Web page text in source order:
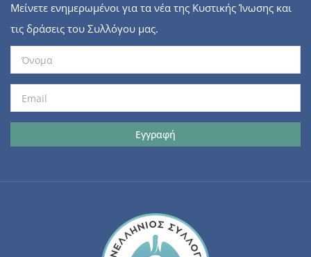
Μείνετε ενημερωμένοι για τα νέα της Κυστικής Ίνωσης και
τις δράσεις του Συλλόγου μας.